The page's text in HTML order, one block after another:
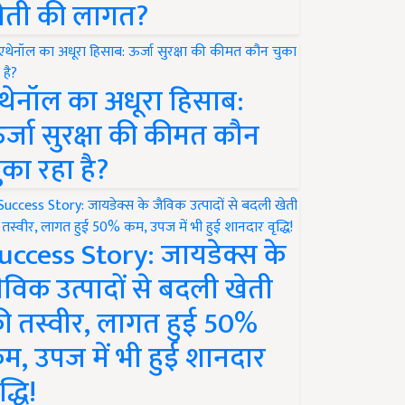
की लागत?
का अधूरा हिसाब:
सुरक्षा की कीमत कौन
रहा है?
Story: जायडेक्स के
उत्पादों से बदली खेती
तस्वीर, लागत हुई 50%
उपज में भी हुई शानदार